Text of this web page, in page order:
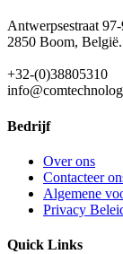
Antwerpsestraat
2850 Boom, België.
+32-(0)38805310
Bedrijf
Over ons
Contacteer
Algemene
Privacy
Quick Links